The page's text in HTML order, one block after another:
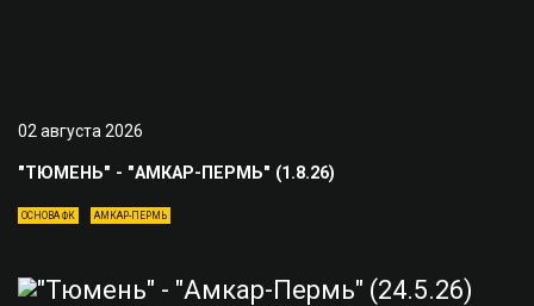
02 августа 2026
"ТЮМЕНЬ" - "АМКАР-ПЕРМЬ" (1.8.26)
ОСНОВА ФК АМКАР-ПЕРМЬ